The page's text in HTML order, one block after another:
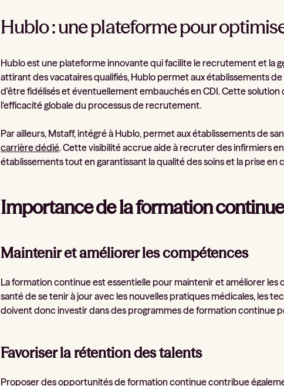
Hublo : une plateforme pour
Hublo est une plateforme innovante qui facilite le recrutement et la
attirant des vacataires qualifiés, Hublo permet aux établissements
d'être fidélisés et éventuellement embauchés en CDI. Cette
l'efficacité globale du processus de recrutement.
Par ailleurs, Mstaff, intégré à Hublo, permet aux établissements de
carrière dédié. Cette visibilité accrue aide à recruter des infirmiers
établissements tout en garantissant la qualité des soins et la prise
Importance de la formation continue
Maintenir et améliorer les compétences
La formation continue est essentielle pour maintenir et améliorer
santé de se tenir à jour avec les nouvelles pratiques médicales, les
doivent donc investir dans des programmes de formation continue
Favoriser la rétention des talents
Proposer des opportunités de formation continue contribue